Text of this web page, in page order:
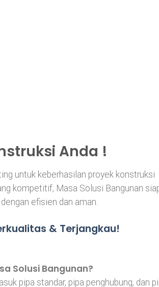
Anda !
untuk keberhasilan proyek konstruksi
kompetitif, Masa Solusi Bangunan
efisien dan aman.
& Terjangkau!
Solusi Bangunan?
pipa standar, pipa penghubung, dan